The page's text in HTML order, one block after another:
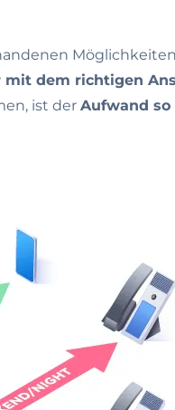
mit dem richtigen
ist der Aufwand